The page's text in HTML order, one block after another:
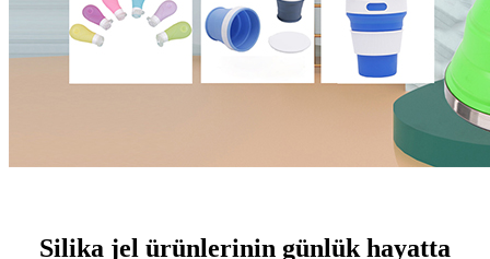
Silika jel ürünlerinin günlük hayatta